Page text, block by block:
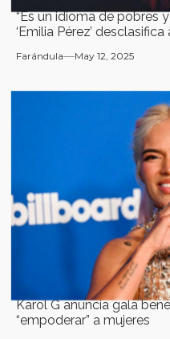
“Es un idioma de pobres
‘Emilia Pérez’
Farándula May 12, 2025
Karol G anuncia gala
“empoderar” a mujeres